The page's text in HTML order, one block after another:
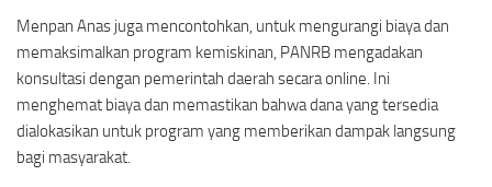
Menpan Anas juga mencontohkan, untuk mengurangi biaya dan
memaksimalkan program kemiskinan, PANRB mengadakan
konsultasi dengan pemerintah daerah secara online. Ini
menghemat biaya dan memastikan bahwa dana yang tersedia
dialokasikan untuk program yang memberikan dampak langsung
bagi masyarakat.